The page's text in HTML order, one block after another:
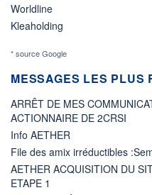
Worldline
Kleaholding
* source Google
MESSAGES LES PLUS
ARRÊT DE MES
ACTIONNAIRE DE 2CRSI
Info AETHER
File des amix irréductibles
AETHER ACQUISITION DU
ETAPE 1